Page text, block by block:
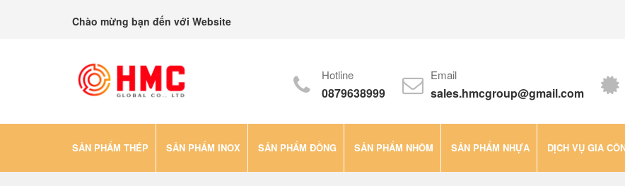
Chào mừng bạn đến với Website
Hotline
0879638999
Email
sales.hmcgroup@gmail.com
SẢN PHẨM THÉP SẢN PHẨM INOX SẢN PHẨM ĐỒNG SẢN PHẨM NHÔM SẢN PHẨM NHỰA DỊCH VỤ GIA